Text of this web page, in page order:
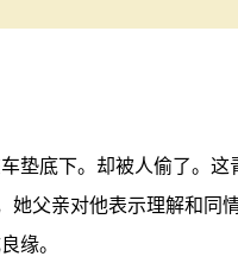
垫底下。却被人偷了。这
她父亲对他表示理解和同
缘。